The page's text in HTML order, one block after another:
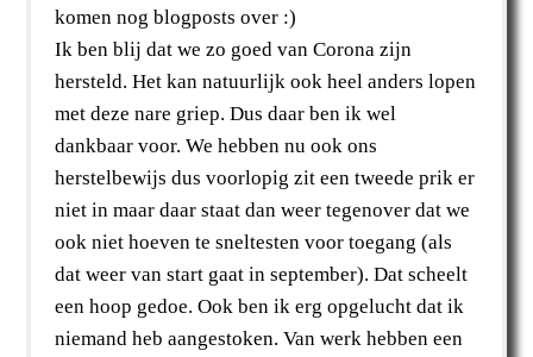
komen nog blogposts over :)
Ik ben blij dat we zo goed van Corona zijn
hersteld. Het kan natuurlijk ook heel anders lopen
met deze nare griep. Dus daar ben ik wel
dankbaar voor. We hebben nu ook ons
herstelbewijs dus voorlopig zit een tweede prik er
niet in maar daar staat dan weer tegenover dat we
ook niet hoeven te sneltesten voor toegang (als
dat weer van start gaat in september). Dat scheelt
een hoop gedoe. Ook ben ik erg opgelucht dat ik
niemand heb aangestoken. Van werk hebben een